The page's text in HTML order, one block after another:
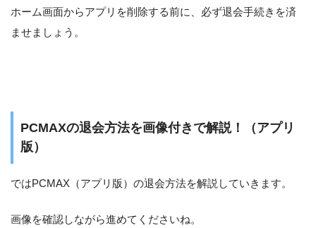
ホーム画面からアプリを削除する前に、必ず退会手続きを済
ませましょう。
PCMAXの退会方法を画像付きで解説！（アプリ
版）
ではPCMAX（アプリ版）の退会方法を解説していきます。
画像を確認しながら進めてくださいね。